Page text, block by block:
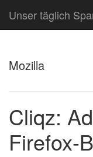
Unser täglich
Mozilla
Cliqz:
Firefox-